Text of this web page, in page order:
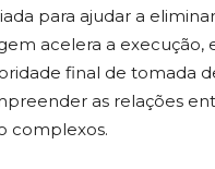
para ajudar a
acelera a
final de tomada
as relações
complexos.